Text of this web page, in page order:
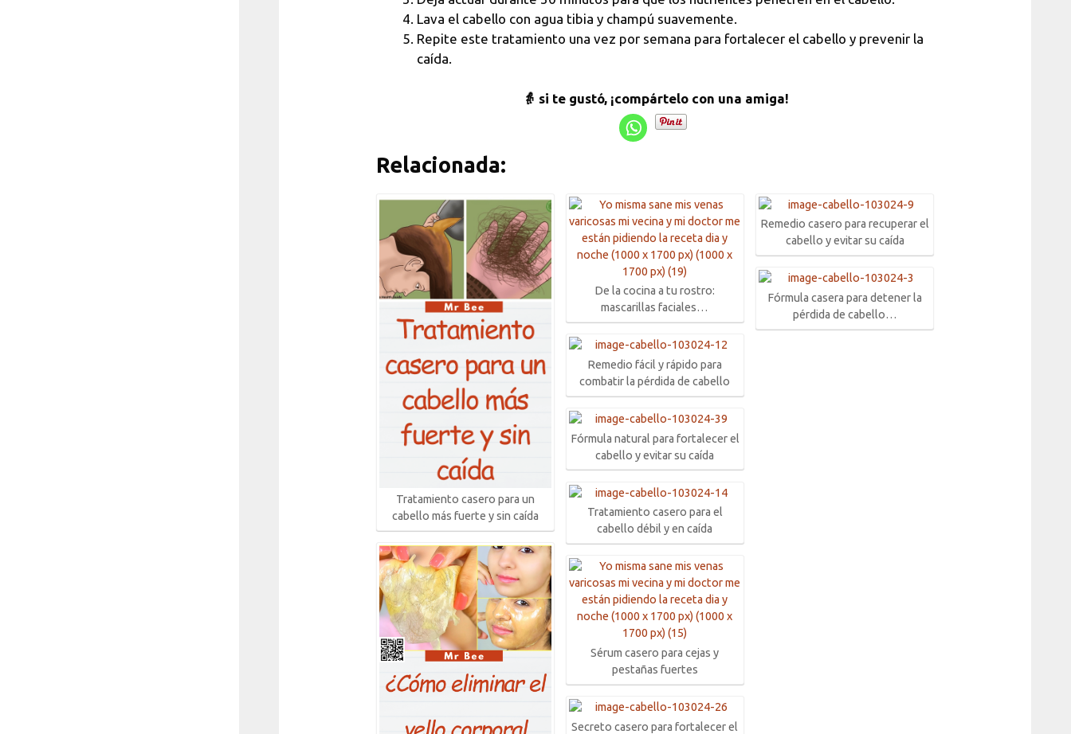
Lava el cabello con agua tibia y champú suavemente.
Repite este tratamiento una vez por semana para fortalecer el cabello y prevenir la
caída.
👵 si te gustó, ¡compártelo con una amiga!
Relacionada:
Tratamiento casero para un
cabello más fuerte y sin caída
De la cocina a tu rostro:
mascarillas faciales…
Remedio fácil y rápido para
combatir la pérdida de cabello
Fórmula natural para fortalecer el
cabello y evitar su caída
Tratamiento casero para el
cabello débil y en caída
Sérum casero para cejas y
pestañas fuertes
Secreto casero para fortalecer el
Remedio casero para recuperar el
cabello y evitar su caída
Fórmula casera para detener la
pérdida de cabello…